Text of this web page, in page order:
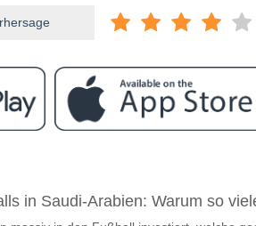
Jelgava 01 May 2026 14:00.
in Saudi-Arabien: Warum so